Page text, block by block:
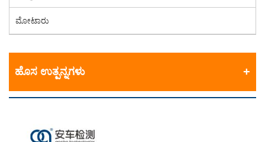
ಮೋಟಾರು
ಹೊಸ ಉತ್ಪನ್ನಗಳು